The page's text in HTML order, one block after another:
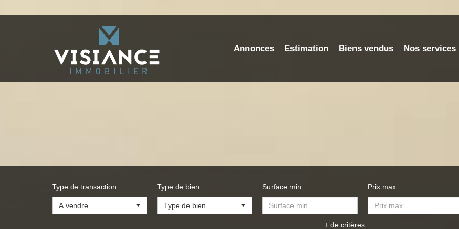
Annonces Estimation Biens vendus Nos services
Type de transaction
A vendre
Type de bien
Type de bien
Surface min Prix max
+ de critères